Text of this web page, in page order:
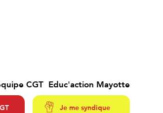
CGT Educ'action Mayotte
Je me syndique